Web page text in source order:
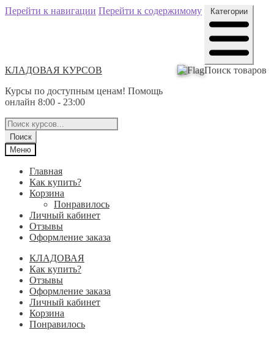
Перейти к навигации Перейти к содержимому
КЛАДОВАЯ КУРСОВ
Курсы по доступным ценам! Помощь
онлайн 8:00 - 23:00
Категории
Поиск товаров
Поиск
Меню
Главная
Как купить?
Корзина
Понравилось
Личный кабинет
Отзывы
Оформление заказа
КЛАДОВАЯ
Как купить?
Отзывы
Оформление заказа
Личный кабинет
Корзина
Понравилось